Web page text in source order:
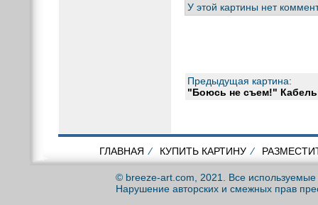
У этой картины нет
Предыдущая картина:
"Боюсь не съем!"
ГЛАВНАЯ ⁄ КУПИТЬ КАРТИНУ ⁄
© breeze-art.com, 2021. Все
Нарушение авторских и смежных прав